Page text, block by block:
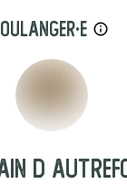
info_outline
d